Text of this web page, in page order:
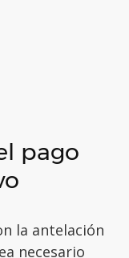
pago
la antelación
necesario